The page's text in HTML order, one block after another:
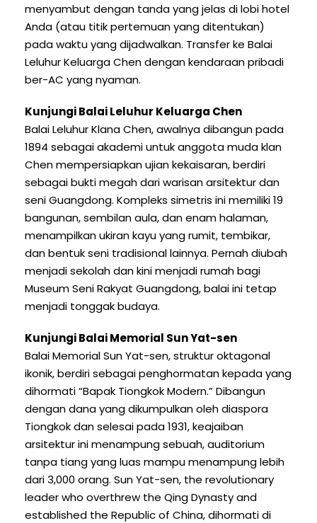
menyambut dengan tanda yang jelas di lobi hotel
Anda (atau titik pertemuan yang ditentukan)
pada waktu yang dijadwalkan. Transfer ke Balai
Leluhur Keluarga Chen dengan kendaraan pribadi
ber-AC yang nyaman.
Kunjungi Balai Leluhur Keluarga Chen
Balai Leluhur Klana Chen, awalnya dibangun pada
1894 sebagai akademi untuk anggota muda klan
Chen mempersiapkan ujian kekaisaran, berdiri
sebagai bukti megah dari warisan arsitektur dan
seni Guangdong. Kompleks simetris ini memiliki 19
bangunan, sembilan aula, dan enam halaman,
menampilkan ukiran kayu yang rumit, tembikar,
dan bentuk seni tradisional lainnya. Pernah diubah
menjadi sekolah dan kini menjadi rumah bagi
Museum Seni Rakyat Guangdong, balai ini tetap
menjadi tonggak budaya.
Kunjungi Balai Memorial Sun Yat-sen
Balai Memorial Sun Yat-sen, struktur oktagonal
ikonik, berdiri sebagai penghormatan kepada yang
dihormati “Bapak Tiongkok Modern.” Dibangun
dengan dana yang dikumpulkan oleh diaspora
Tiongkok dan selesai pada 1931, keajaiban
arsitektur ini menampung sebuah, auditorium
tanpa tiang yang luas mampu menampung lebih
dari 3,000 orang. Sun Yat-sen, the revolutionary
leader who overthrew the Qing Dynasty and
established the Republic of China, dihormati di